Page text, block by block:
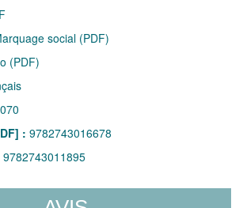
social (PDF)
(PDF)
: 9782743016678
9782743011895